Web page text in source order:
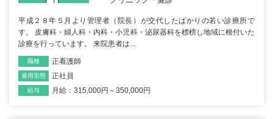
平成２８年５月より管理者（院長）が交代したばかりの若い診療所で
す。 皮膚科・婦人科・内科・小児科・泌尿器科を標榜し地域に根付いた
診療を行っています。 来院患者は...
職種 正看護師
雇用形態 正社員
給与 月給：315,000円～350,000円